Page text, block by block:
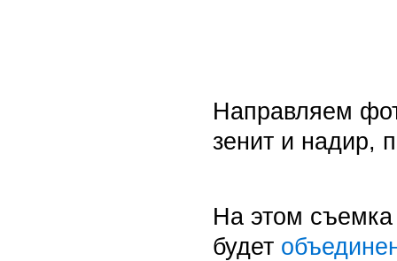
Направляем
зенит и надир,
На этом
будет